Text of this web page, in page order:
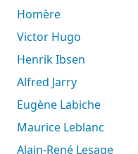
Homère
Victor Hugo
Henrik Ibsen
Alfred Jarry
Eugène Labiche
Maurice Leblanc
Alain-René Lesage